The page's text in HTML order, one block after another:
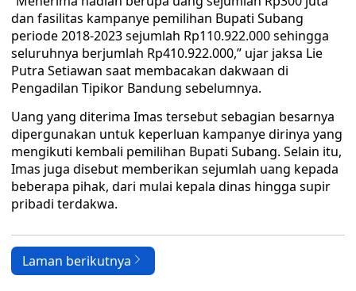
dan fasilitas kampanye pemilihan Bupati Subang
periode 2018-2023 sejumlah Rp110.922.000 sehingga
seluruhnya berjumlah Rp410.922.000,” ujar jaksa Lie
Putra Setiawan saat membacakan dakwaan di
Pengadilan Tipikor Bandung sebelumnya.
Uang yang diterima Imas tersebut sebagian besarnya
dipergunakan untuk keperluan kampanye dirinya yang
mengikuti kembali pemilihan Bupati Subang. Selain itu,
Imas juga disebut memberikan sejumlah uang kepada
beberapa pihak, dari mulai kepala dinas hingga supir
pribadi terdakwa.
Laman berikutnya